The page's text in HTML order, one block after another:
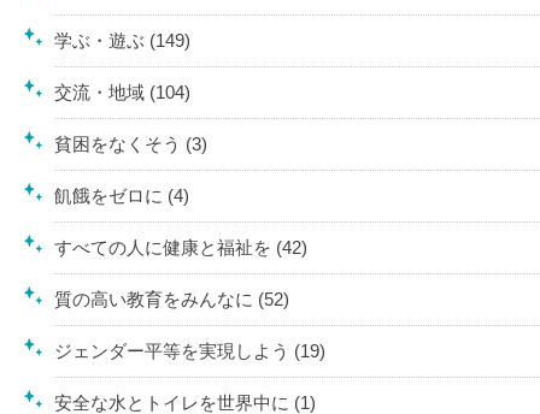
学ぶ・遊ぶ (149)
交流・地域 (104)
貧困をなくそう (3)
飢餓をゼロに (4)
すべての人に健康と福祉を (42)
質の高い教育をみんなに (52)
ジェンダー平等を実現しよう (19)
安全な水とトイレを世界中に (1)